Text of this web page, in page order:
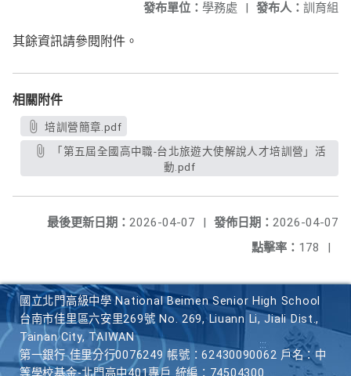
發布人： 訓育組
發布單位： 學務處 |
其餘資訊請參閱附件。
相關附件
培訓營簡章.pdf
動.pdf
發佈日期： 2026-04-07
最後更新日期： 2026-04-07
|
點擊率： 178 |
國立北門高級中學 National Beimen Senior High School
台南市佳里區六安里269號 No. 269, Liuann Li, Jiali Dist.,
Tainan City, TAIWAN
第一銀行 佳里分行0076249 帳號：62430090062 戶名：中
等學校基金-北門高中401專戶 統編：74504300